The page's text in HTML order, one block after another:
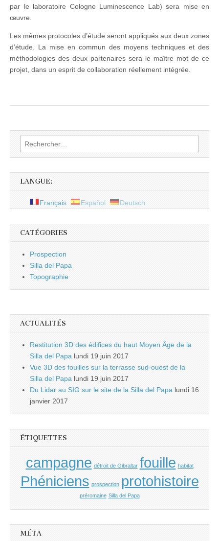
par le laboratoire Cologne Luminescence Lab) sera mise en
œuvre.
Les mêmes protocoles d’étude seront appliqués aux deux zones
d’étude. La mise en commun des moyens techniques et des
méthodologies des deux partenaires sera le maître mot de ce
projet, dans un esprit de collaboration réellement intégrée.
Rechercher :
LANGUE:
Français Español Deutsch
CATÉGORIES
Prospection
Silla del Papa
Topographie
ACTUALITÉS
Restitution 3D des édifices du haut Moyen Âge de la
Silla del Papa lundi 19 juin 2017
Vue 3D des fouilles sur la terrasse sud-ouest de la
Silla del Papa lundi 19 juin 2017
Du Lidar au SIG sur le site de la Silla del Papa lundi 16
janvier 2017
ÉTIQUETTES
campagne détroit de Gibraltar fouille habitat
Phéniciens prospection protohistoire
préromaine Silla del Papa
MÉTA